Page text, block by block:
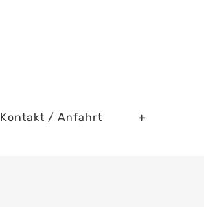
Kontakt / Anfahrt